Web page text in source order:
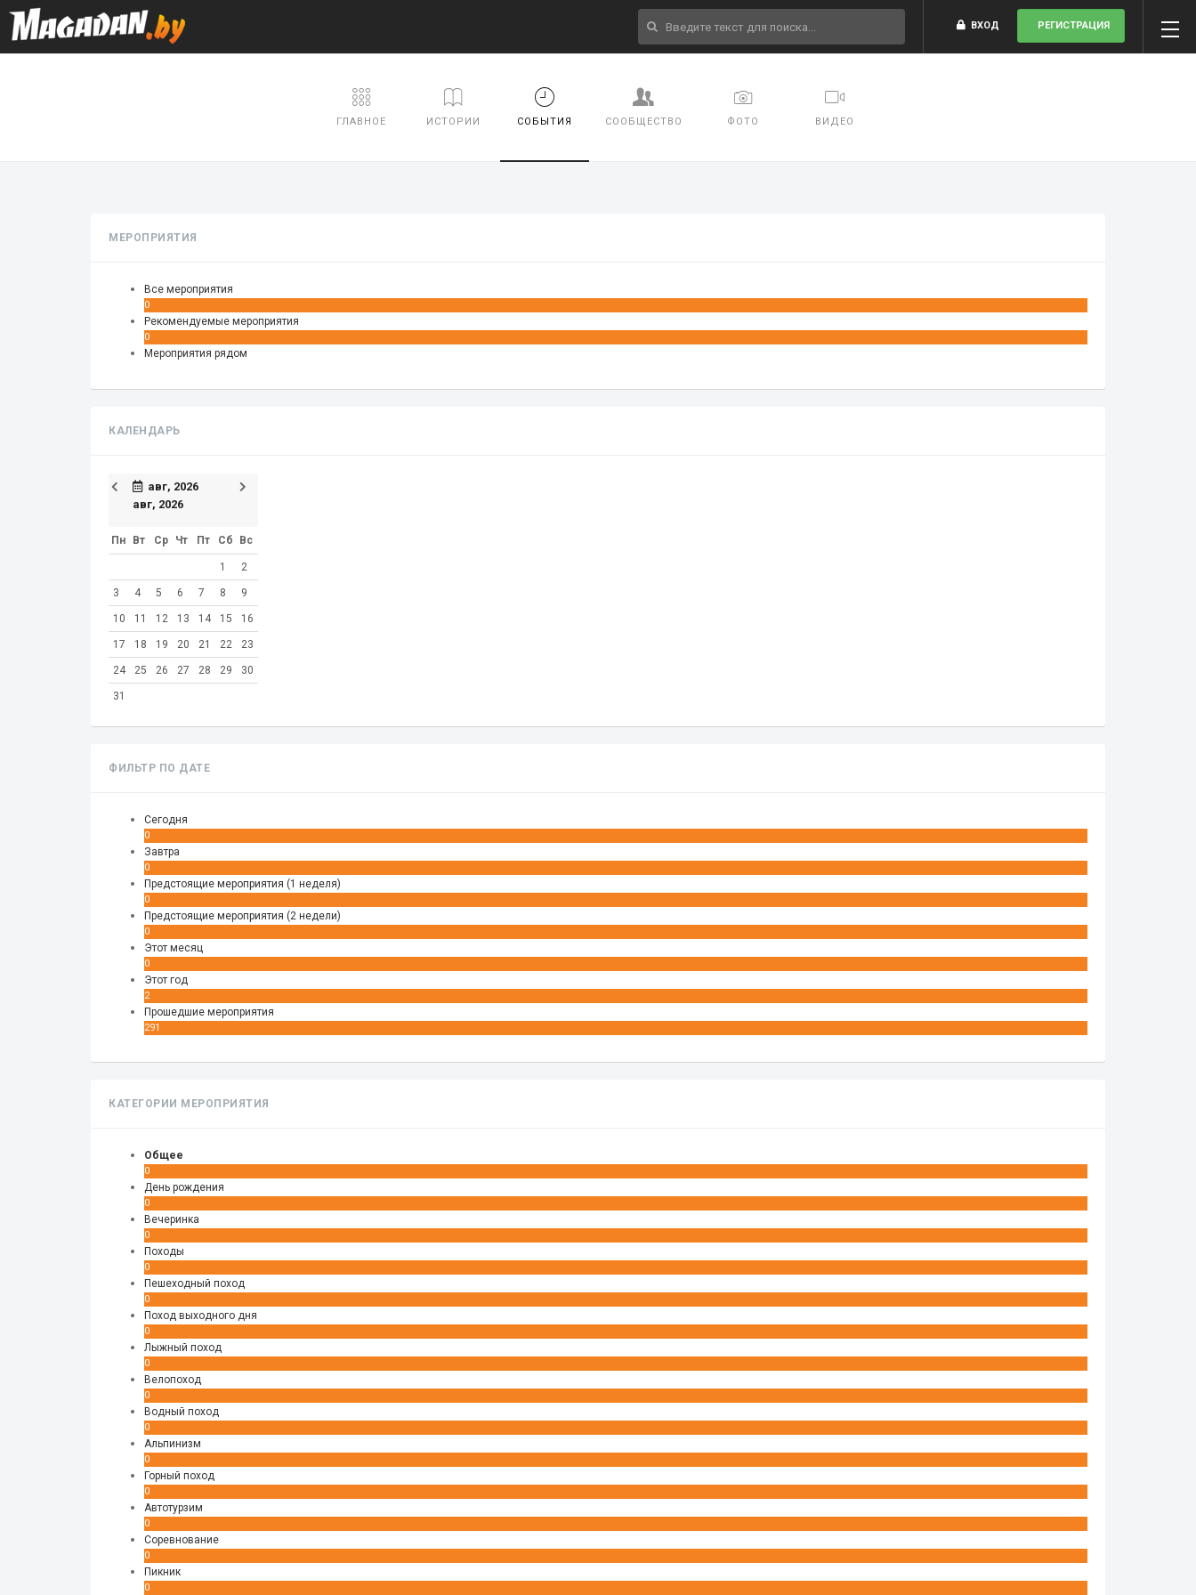
ВХОД РЕГИСТРАЦИЯ
ГЛАВНОЕ ИСТОРИИ СОБЫТИЯ СООБЩЕСТВО ФОТО ВИДЕО
МЕРОПРИЯТИЯ
Все мероприятия
0
Рекомендуемые мероприятия
0
Мероприятия рядом
КАЛЕНДАРЬ
авг, 2026
авг, 2026
Пн Вт Ср Чт Пт Сб Вс
1 2
3 4 5 6 7 8 9
10 11 12 13 14 15 16
17 18 19 20 21 22 23
24 25 26 27 28 29 30
31
ФИЛЬТР ПО ДАТЕ
Сегодня
0
Завтра
0
Предстоящие мероприятия (1 неделя)
0
Предстоящие мероприятия (2 недели)
0
Этот месяц
0
Этот год
2
Прошедшие мероприятия
291
КАТЕГОРИИ МЕРОПРИЯТИЯ
Общее
0
День рождения
0
Вечеринка
0
Походы
0
Пешеходный поход
0
Поход выходного дня
0
Лыжный поход
0
Велопоход
0
Водный поход
0
Альпинизм
0
Горный поход
0
Автотурзим
0
Соревнование
0
Пикник
0